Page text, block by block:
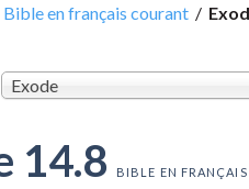
Bible en français courant /
Exode
14.8 BIBLE EN